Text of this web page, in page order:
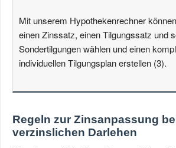
Mit unserem Hypothekenrechner
einen Zinssatz, einen Tilgungssatz und
Sondertilgungen wählen und einen
individuellen Tilgungsplan erstellen (3).
Regeln zur Zinsanpassung
verzinslichen Darlehen